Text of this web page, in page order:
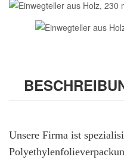
Unsere Firma ist